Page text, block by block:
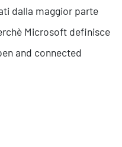
dalla maggior parte
Microsoft definisce
and connected